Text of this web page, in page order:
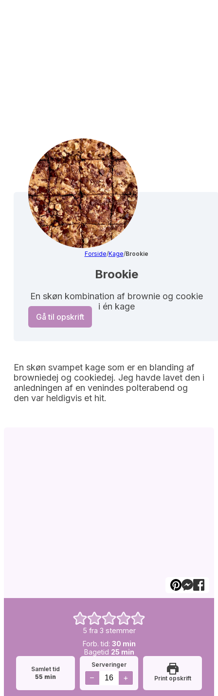
Forside/Kage/Brookie
Brookie
En skøn kombination af brownie og cookie
i én kage
Gå til opskrift
En skøn svampet kage som er en blanding af
browniedej og cookiedej. Jeg havde lavet den i
anledningen af en venindes polterabend og
den var heldigvis et hit.
5 fra 3 stemmer
Forb.
tid:
Forb. tid: 30minutter
min
Simretid:
Bagetid 25minutter
min
Samlet tid
55minutter
min
Serveringer
– + Print opskrift